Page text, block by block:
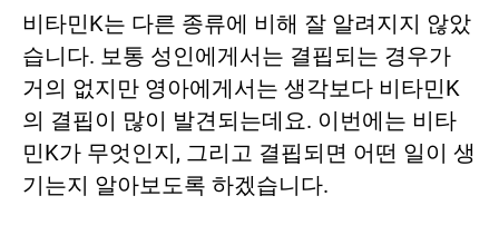
비타민K는 다른 종류에 비해 잘 알려지지 않았
습니다. 보통 성인에게서는 결핍되는 경우가
거의 없지만 영아에게서는 생각보다 비타민K
의 결핍이 많이 발견되는데요. 이번에는 비타
민K가 무엇인지, 그리고 결핍되면 어떤 일이 생
기는지 알아보도록 하겠습니다.